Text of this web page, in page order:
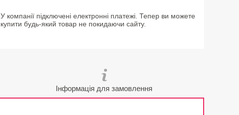
У компанії підключені електронні платежі. Тепер ви можете
купити будь-який товар не покидаючи сайту.
Інформація для замовлення